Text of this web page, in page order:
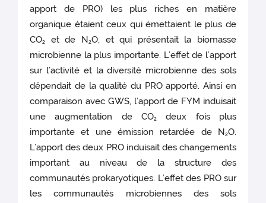
apport de PRO) les plus riches en matière
organique étaient ceux qui émettaient le plus de
CO2 et de N2O, et qui présentait la biomasse
microbienne la plus importante. L’effet de l’apport
sur l’activité et la diversité microbienne des sols
dépendait de la qualité du PRO apporté. Ainsi en
comparaison avec GWS, l’apport de FYM induisait
une augmentation de CO2
deux fois plus
importante et une émission retardée de N2O.
L’apport des deux PRO induisait des changements
important au niveau de la structure des
communautés prokaryotiques. L’effet des PRO sur
les communautés microbiennes des sols